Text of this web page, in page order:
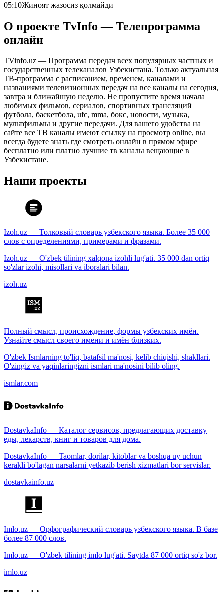
05:10Жиноят жазосиз қолмайди
О проекте TvInfo — Телепрограмма
онлайн
TVinfo.uz — Программа передач всех популярных частных и
государственных телеканалов Узбекистана. Только актуальная
ТВ-программа с расписанием, временем, каналами и
названиями телевизионных передач на все каналы на сегодня,
завтра и ближайшую неделю. Не пропустите время начала
любимых фильмов, сериалов, спортивных трансляций
футбола, баскетбола, ufc, mma, бокс, новости, музыка,
мультфильмы и другие передачи. Для вашего удобства на
сайте все ТВ каналы имеют ссылку на просмотр online, вы
всегда будете знать где смотреть онлайн в прямом эфире
бесплатно или платно лучшие тв каналы вещающие в
Узбекистане.
Наши проекты
Izoh.uz — Толковый словарь узбекского языка. Более 35 000
слов с определениями, примерами и фразами.
Izoh.uz — O'zbek tilining xalqona izohli lug'ati. 35 000 dan ortiq
so'zlar izohi, misollari va iboralari bilan.
izoh.uz
Полный смысл, происхождение, формы узбекских имён.
Узнайте смысл своего имени и имён близких.
O'zbek Ismlarning to'liq, batafsil ma'nosi, kelib chiqishi, shakllari.
O'zingiz va yaqinlaringizni ismlari ma'nosini bilib oling.
ismlar.com
DostavkaInfo — Каталог сервисов, предлагающих доставку
еды, лекарств, книг и товаров для дома.
DostavkaInfo — Taomlar, dorilar, kitoblar va boshqa uy uchun
kerakli bo'lagan narsalarni yetkazib berish xizmatlari bor servislar.
dostavkainfo.uz
Imlo.uz — Орфографический словарь узбекского языка. В базе
более 87 000 слов.
Imlo.uz — O'zbek tilining imlo lug'ati. Saytda 87 000 ortiq so'z bor.
imlo.uz